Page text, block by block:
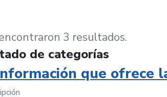
3 resultados.
de categorías
que ofrece